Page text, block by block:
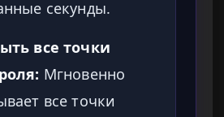
секунды.
все точки
Мгновенно
все точки